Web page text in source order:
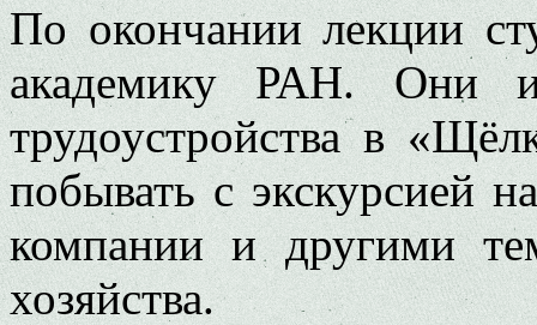
По окончании лекции
академику РАН. Они
трудоустройства в
побывать с экскурсией
компании и другими
хозяйства.